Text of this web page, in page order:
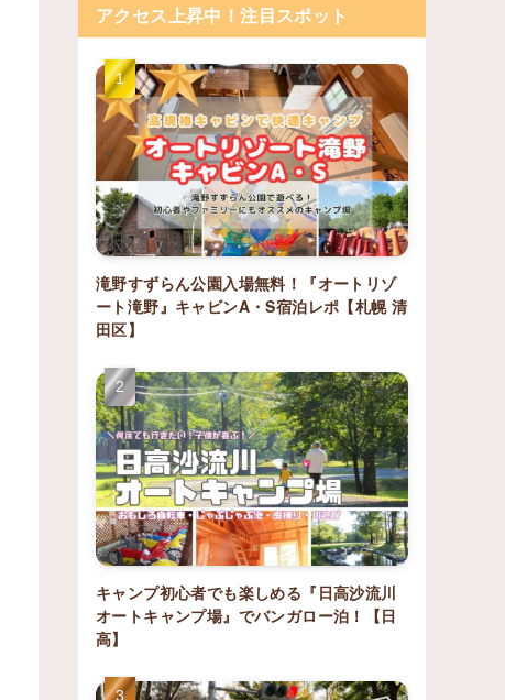
アクセス上昇中！注目スポット
滝野すずらん公園入場無料！『オートリゾ
ート滝野』キャビンA・S宿泊レポ【札幌 清
田区】
キャンプ初心者でも楽しめる『日高沙流川
オートキャンプ場』でバンガロー泊！【日
高】